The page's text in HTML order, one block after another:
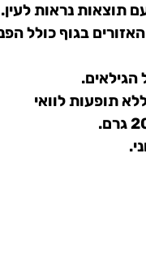
תוצאות נראות לעין.
בגוף כולל
הגילאים.
תופעות לוואי